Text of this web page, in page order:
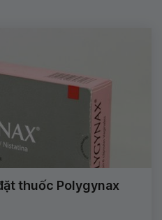
thuốc Polygynax